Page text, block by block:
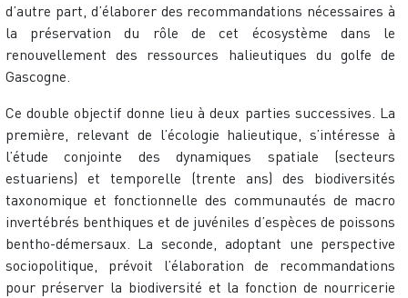
d’autre part, d’élaborer des recommandations nécessaires à
la préservation du rôle de cet écosystème dans le
renouvellement des ressources halieutiques du golfe de
Gascogne.
Ce double objectif donne lieu à deux parties successives. La
première, relevant de l’écologie halieutique, s’intéresse à
l’étude conjointe des dynamiques spatiale (secteurs
estuariens) et temporelle (trente ans) des biodiversités
taxonomique et fonctionnelle des communautés de macro
invertébrés benthiques et de juvéniles d’espèces de poissons
bentho-démersaux. La seconde, adoptant une perspective
sociopolitique, prévoit l’élaboration de recommandations
pour préserver la biodiversité et la fonction de nourricerie